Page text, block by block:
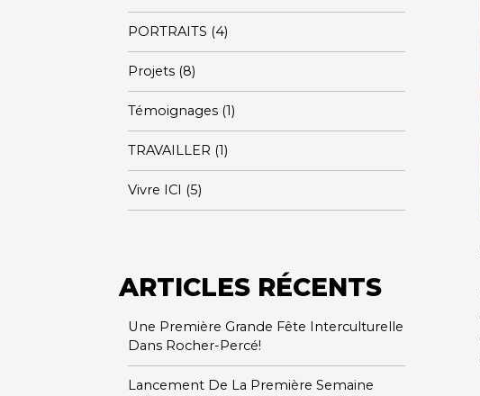
PORTRAITS (4)
Projets (8)
Témoignages (1)
TRAVAILLER (1)
Vivre ICI (5)
ARTICLES RÉCENTS
Une Première Grande Fête Interculturelle
Dans Rocher-Percé!
Lancement De La Première Semaine